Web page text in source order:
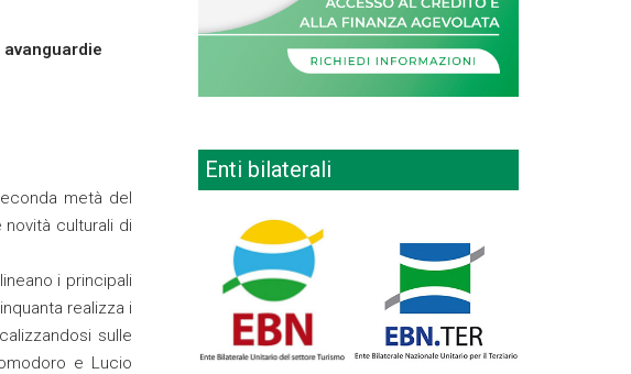
metà del
culturali di
i principali
realizza i
sulle
e Lucio
Enti bilaterali